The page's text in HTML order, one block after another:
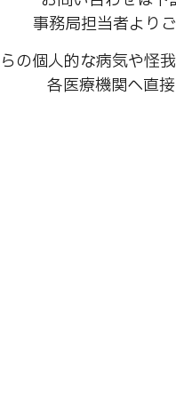
事務局担当者より
の個人的な病気や怪
各医療機関へ直